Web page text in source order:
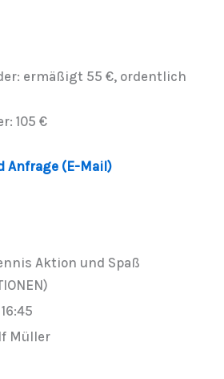
ermäßigt 55 €, ordentlich
105 €
Anfrage (E-Mail)
Aktion und Spaß
16:45
Müller